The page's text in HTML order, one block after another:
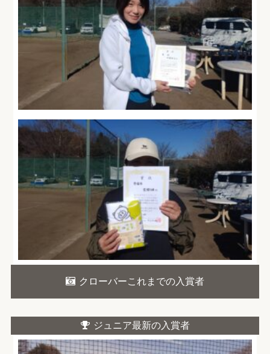
クローバーこれまでの入賞者
ジュニア最新の入賞者